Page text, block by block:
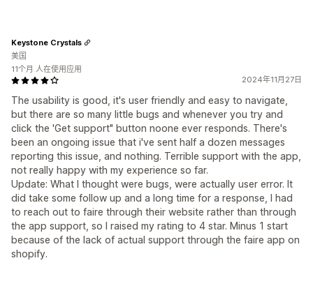
2024年11月27日
The usability is good, it's user friendly and easy to navigate,
but there are so many little bugs and whenever you try and
click the 'Get support" button noone ever responds. There's
been an ongoing issue that i've sent half a dozen messages
reporting this issue, and nothing. Terrible support with the app,
not really happy with my experience so far.
Update: What I thought were bugs, were actually user error. It
did take some follow up and a long time for a response, I had
to reach out to faire through their website rather than through
the app support, so I raised my rating to 4 star. Minus 1 start
because of the lack of actual support through the faire app on
shopify.
Keystone Crystals
美国
11个月 人在使用应用